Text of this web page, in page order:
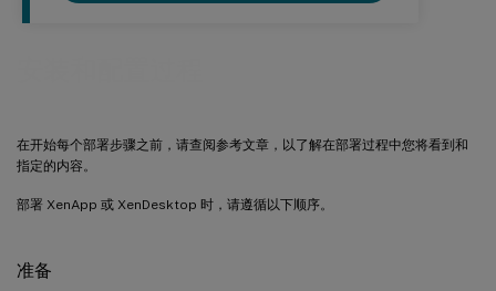
在开始每个部署步骤之前，请查阅参考文章，以了解在部署过程中您将看到和
指定的内容。
部署 XenApp 或 XenDesktop 时，请遵循以下顺序。
准备